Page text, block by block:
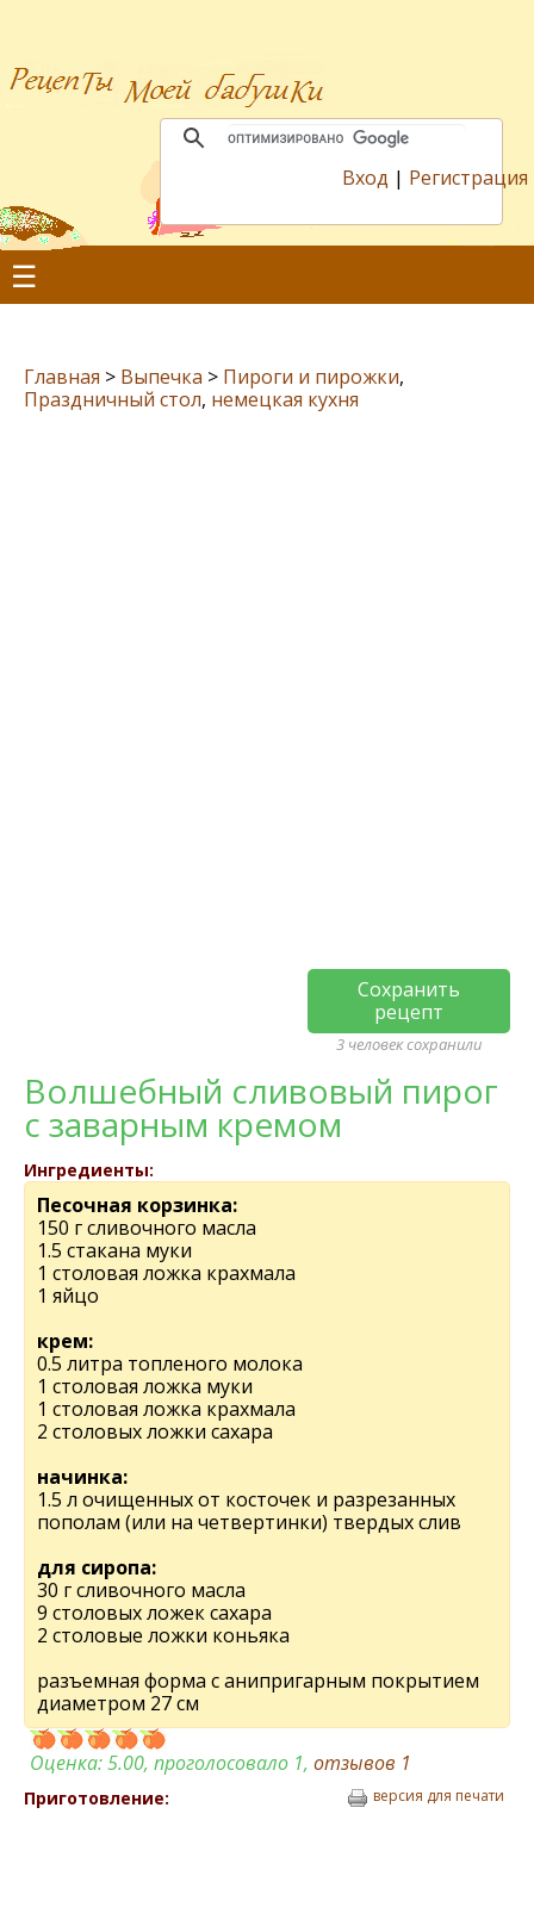
Вход | Регистрация
☰
Главная > Выпечка > Пироги и пирожки,
Праздничный стол, немецкая кухня
Сохранить
рецепт
3 человек сохранили
Волшебный сливовый пирог
с заварным кремом
Ингредиенты:
Песочная корзинка:
150 г сливочного масла
1.5 стакана муки
1 столовая ложка крахмала
1 яйцо
крем:
0.5 литра топленого молока
1 столовая ложка муки
1 столовая ложка крахмала
2 столовых ложки сахара
начинка:
1.5 л очищенных от косточек и разрезанных
пополам (или на четвертинки) твердых слив
для сиропа:
30 г сливочного масла
9 столовых ложек сахара
2 столовые ложки коньяка
разъемная форма с анипригарным покрытием
диаметром 27 см
Оценка:5.00, проголосовало 1, отзывов 1
Приготовление: версия для печати